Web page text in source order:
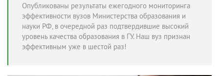
Опубликованы результаты ежегодного мониторинга
эффективности вузов Министерства образования и
науки РФ, в очередной раз подтвердившие высокий
уровень качества образования в ГУ. Наш вуз признан
эффективным уже в шестой раз!